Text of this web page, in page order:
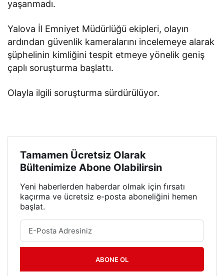
yaşanmadı.
Yalova İl Emniyet Müdürlüğü ekipleri, olayın
ardından güvenlik kameralarını incelemeye alarak
şüphelinin kimliğini tespit etmeye yönelik geniş
çaplı soruşturma başlattı.
Olayla ilgili soruşturma sürdürülüyor.
Tamamen Ücretsiz Olarak
Bültenimize Abone Olabilirsin
Yeni haberlerden haberdar olmak için fırsatı
kaçırma ve ücretsiz e-posta aboneliğini hemen
başlat.
ABONE OL